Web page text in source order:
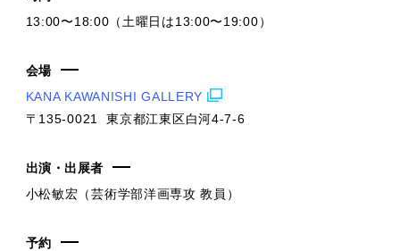
13:00〜18:00（土曜日は13:00〜19:00）
会場
KANA KAWANISHI GALLERY
〒135-0021 東京都江東区白河4-7-6
出演・出展者
小松敏宏（芸術学部洋画専攻 教員）
予約